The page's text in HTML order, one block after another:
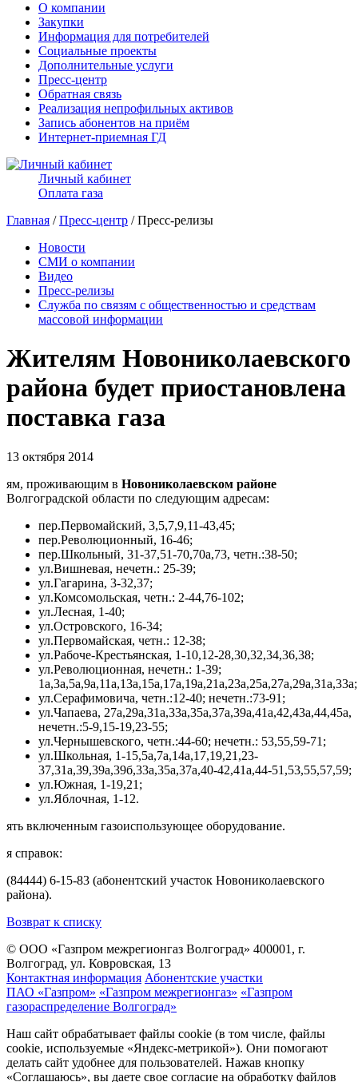
О компании
Закупки
Информация для потребителей
Социальные проекты
Дополнительные услуги
Пресс-центр
Обратная связь
Реализация непрофильных активов
Запись абонентов на приём
Интернет-приемная ГД
Личный кабинет
Оплата газа
Главная /Пресс-центр / Пресс-релизы
Новости
СМИ о компании
Видео
Пресс-релизы
Служба по связям с общественностью и средствам
массовой информации
Жителям Новониколаевского
района будет приостановлена
поставка газа
13 октября 2014
ям, проживающим в Новониколаевском районе
Волгоградской области по следующим адресам:
пер.Первомайский, 3,5,7,9,11-43,45;
пер.Революционный, 16-46;
пер.Школьный, 31-37,51-70,70а,73, четн.:38-50;
ул.Вишневая, нечетн.: 25-39;
ул.Гагарина, 3-32,37;
ул.Комсомольская, четн.: 2-44,76-102;
ул.Лесная, 1-40;
ул.Островского, 16-34;
ул.Первомайская, четн.: 12-38;
ул.Рабоче-Крестьянская, 1-10,12-28,30,32,34,36,38;
ул.Революционная, нечетн.: 1-39;
1а,3а,5а,9а,11а,13а,15а,17а,19а,21а,23а,25а,27а,29а,31а,33а;
ул.Серафимовича, четн.:12-40; нечетн.:73-91;
ул.Чапаева, 27а,29а,31а,33а,35а,37а,39а,41а,42,43а,44,45а,
нечетн.:5-9,15-19,23-55;
ул.Чернышевского, четн.:44-60; нечетн.: 53,55,59-71;
ул.Школьная, 1-15,5а,7а,14а,17,19,21,23-
37,31а,39,39а,39б,33а,35а,37а,40-42,41а,44-51,53,55,57,59;
ул.Южная, 1-19,21;
ул.Яблочная, 1-12.
ять включенным газоиспользующее оборудование.
я справок:
(84444) 6-15-83 (абонентский участок Новониколаевского
района).
Возврат к списку
© ООО «Газпром межрегионгаз Волгоград» 400001, г.
Волгоград, ул. Ковровская, 13
Контактная информация Абонентские участки
ПАО «Газпром» «Газпром межрегионгаз» «Газпром
газораспределение Волгоград»
Наш сайт обрабатывает файлы cookie (в том числе, файлы
cookie, используемые «Яндекс-метрикой»). Они помогают
делать сайт удобнее для пользователей. Нажав кнопку
«Соглашаюсь», вы даете свое согласие на обработку файлов